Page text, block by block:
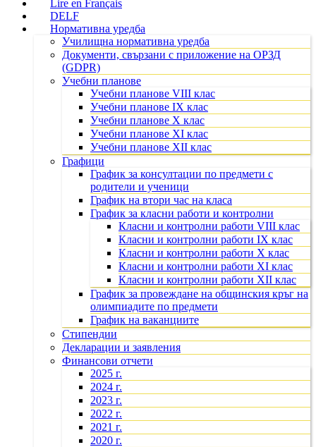
Lire en Français
DELF
Нормативна уредба
Училищна нормативна уредба
Документи, свързани с приложение на ОРЗД
(GDPR)
Учебни планове
Учебни планове VIII клас
Учебни планове IX клас
Учебни планове X клас
Учебни планове XI клас
Учебни планове XII клас
Графици
График за консултации по предмети с
родители и ученици
График на втори час на класа
График за класни работи и контролни
Класни и контролни работи VIII клас
Класни и контролни работи IX клас
Класни и контролни работи X клас
Класни и контролни работи XI клас
Класни и контролни работи XII клас
График за провеждане на общинския кръг на
олимпиадите по предмети
График на ваканциите
Стипендии
Декларации и заявления
Финансови отчети
2025 г.
2024 г.
2023 г.
2022 г.
2021 г.
2020 г.